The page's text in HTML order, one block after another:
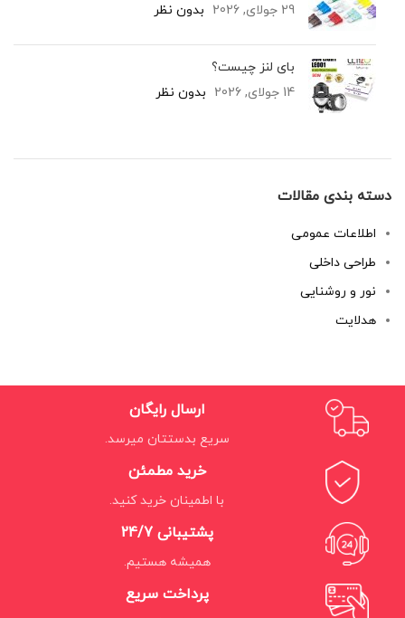
29 جولای, 2026
بدون نظر
بای لنز چیست؟
14 جولای, 2026
بدون نظر
دسته بندی مقالات
اطلاعات عمومی
طراحی داخلی
نور و روشنایی
هدلایت
ارسال رایگان
سریع بدستتان میرسد.
خرید مطمئن
با اطمینان خرید کنید.
پشتیبانی 24/7
همیشه هستیم.
پرداخت سریع